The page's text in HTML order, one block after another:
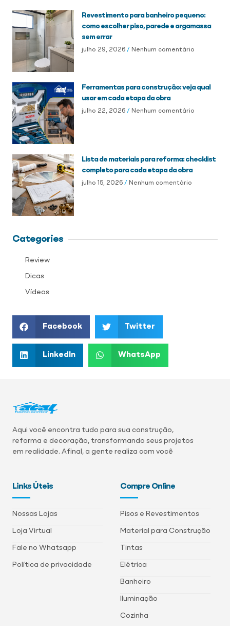
Revestimento para banheiro pequeno:
como escolher piso, parede e argamassa
sem errar
julho 29, 2026 Nenhum comentário
Ferramentas para construção: veja qual
usar em cada etapa da obra
julho 22, 2026 Nenhum comentário
Lista de materiais para reforma: checklist
completo para cada etapa da obra
julho 15, 2026 Nenhum comentário
Categories
Review
Dicas
Vídeos
Facebook Twitter
LinkedIn WhatsApp
Aqui você encontra tudo para sua construção,
reforma e decoração, transformando seus projetos
em realidade. Afinal, a gente realiza com você
Links Úteis
Nossas Lojas
Loja Virtual
Fale no Whatsapp
Política de privacidade
Compre Online
Pisos e Revestimentos
Material para Construção
Tintas
Elétrica
Banheiro
Iluminação
Cozinha